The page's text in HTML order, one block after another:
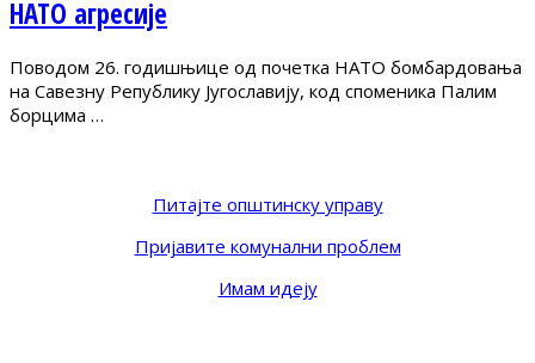
НАТО агресије
Поводом 26. годишњице од почетка НАТО бомбардовања
на Савезну Републику Југославију, код споменика Палим
борцима …
Питајте општинску управу
Пријавите комунални проблем
Имам идеју